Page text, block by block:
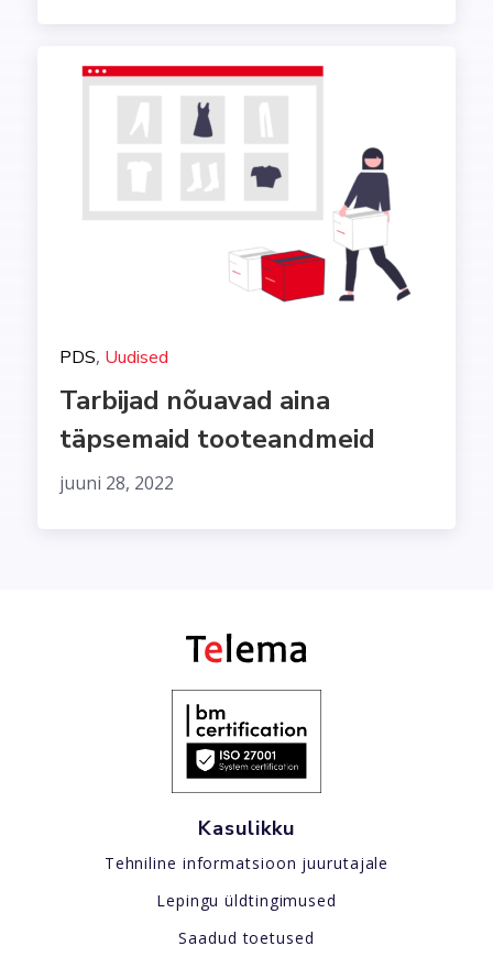
PDS, Uudised
Tarbijad nõuavad aina
täpsemaid tooteandmeid
juuni 28, 2022
Kasulikku
Tehniline informatsioon juurutajale
Lepingu üldtingimused
Saadud toetused